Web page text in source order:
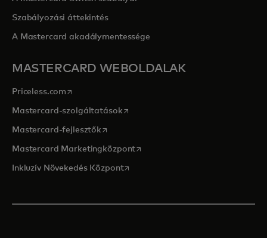
Szabályozási áttekintés
A Mastercard akadálymentessége
MASTERCARD WEBOLDALAK
Priceless.com opens in a new tab
Mastercard-szolgáltatásokopens in a new tab
Mastercard-fejlesztők opens in a new tab
Mastercard Marketingközpontopens in a new tab
Inkluzív Növekedés Központopens in a new tab